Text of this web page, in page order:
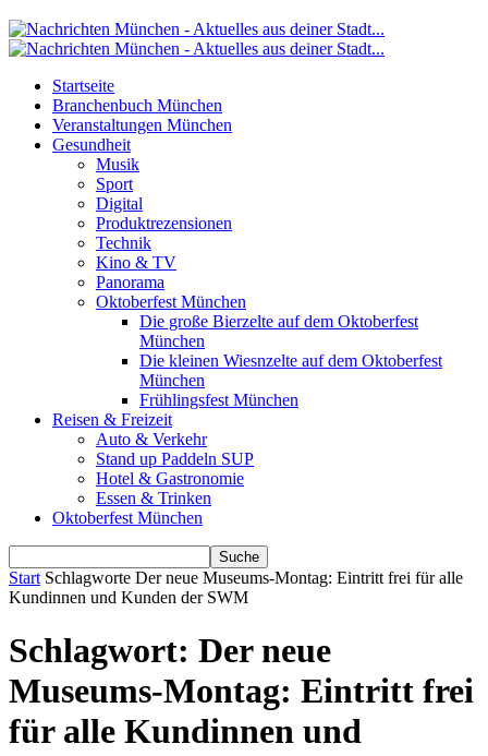
Startseite
Branchenbuch München
Veranstaltungen München
Gesundheit
Musik
Sport
Digital
Produktrezensionen
Technik
Kino & TV
Panorama
Oktoberfest München
Die große Bierzelte auf dem Oktoberfest
München
Die kleinen Wiesnzelte auf dem Oktoberfest
München
Frühlingsfest München
Reisen & Freizeit
Auto & Verkehr
Stand up Paddeln SUP
Hotel & Gastronomie
Essen & Trinken
Oktoberfest München
Start Schlagworte Der neue Museums-Montag: Eintritt frei für alle
Kundinnen und Kunden der SWM
Schlagwort: Der neue
Museums-Montag: Eintritt frei
für alle Kundinnen und